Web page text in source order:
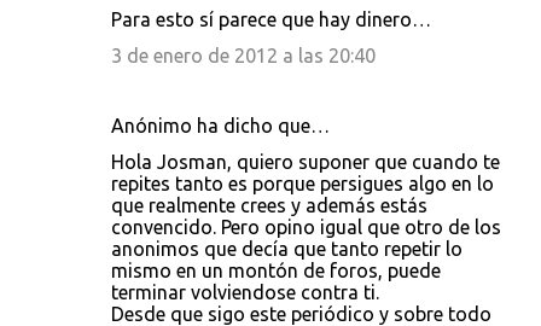
Para esto sí parece que hay dinero…
3 de enero de 2012 a las 20:40
Anónimo ha dicho que…
Hola Josman, quiero suponer que cuando te
repites tanto es porque persigues algo en lo
que realmente crees y además estás
convencido. Pero opino igual que otro de los
anonimos que decía que tanto repetir lo
mismo en un montón de foros, puede
terminar volviendose contra ti.
Desde que sigo este periódico y sobre todo